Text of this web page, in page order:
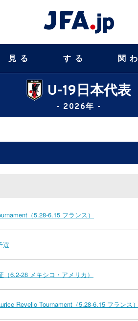
見る する 関
U-19日本代表
- 2026年 -
（5.28-6.15 フランス）
選
6.2-28 メキシコ・アメリカ）
Revello Tournament（5.28-6.15 フランス）